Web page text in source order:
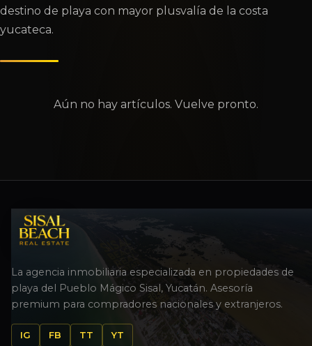
destino de playa con mayor plusvalía de la costa
yucateca.
Aún no hay artículos. Vuelve pronto.
La agencia inmobiliaria especializada en propiedades de
playa del Pueblo Mágico Sisal, Yucatán. Asesoría
premium para compradores nacionales y extranjeros.
IG FB TT YT